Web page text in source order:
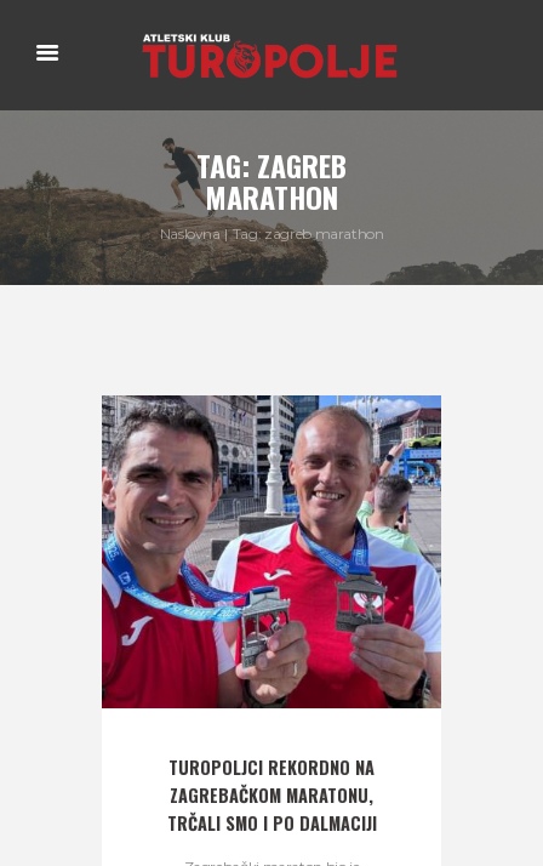
TAG: ZAGREB
MARATHON
Naslovna Tag: zagreb marathon
TUROPOLJCI REKORDNO NA
ZAGREBAČKOM MARATONU,
TRČALI SMO I PO DALMACIJI